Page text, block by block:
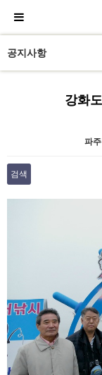
공지사항
강화
파
검색
본문